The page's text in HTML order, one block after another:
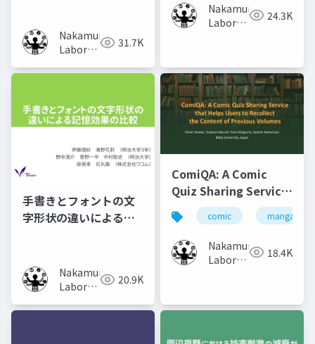
Nakamura
Laboratory
University)
31.7K
Nakamura
Laboratory 24.3K
手書きとフォントの文
字形状の違いによる記
Nakamura
Laboratory
University)
20.9K
ComiQA: A Comic
Quiz Sharing Service
that Helps Users to
Recollect the
Content of Previous
Volumes
comic manga
Nakamura
Laboratory 18.4K